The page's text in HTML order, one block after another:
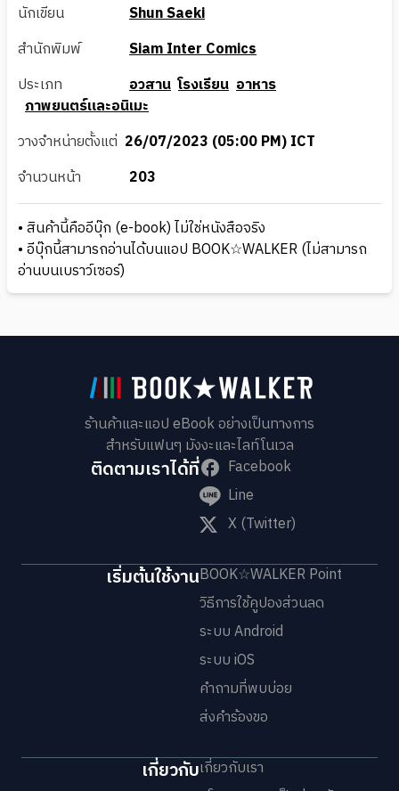
นักเขียน
Shun Saeki
สำนักพิมพ์
Siam Inter Comics
ประเภท
อวสาน โรงเรียน อาหาร
ภาพยนตร์และอนิเมะ
วางจำหน่ายตั้งแต่ 26/07/2023 (05:00 PM) ICT
จำนวนหน้า
203
• สินค้านี้คืออีบุ๊ก (e-book) ไม่ใช่หนังสือจริง
• อีบุ๊กนี้สามารถอ่านได้บนแอป BOOK☆WALKER (ไม่สามารถ
อ่านบนเบราว์เซอร์)
ร้านค้าและแอป eBook อย่างเป็นทางการ
สำหรับแฟนๆ มังงะและไลท์โนเวล
ติดตามเราได้ที่
Facebook
Line
X (Twitter)
เริ่มต้นใช้งานBOOK☆WALKER Point
วิธีการใช้คูปองส่วนลด
ระบบ Android
ระบบ iOS
คำถามที่พบบ่อย
ส่งคำร้องขอ
เกี่ยวกับเกี่ยวกับเรา